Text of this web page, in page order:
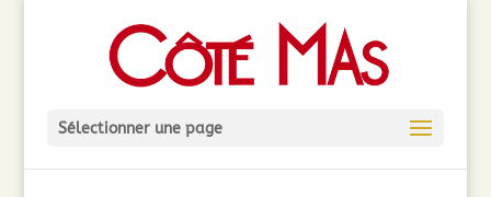
Sélectionner une page